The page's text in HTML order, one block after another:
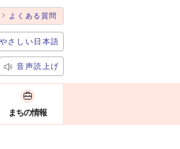
よくある質問
やさしい日本語
音声読上げ
まちの情報